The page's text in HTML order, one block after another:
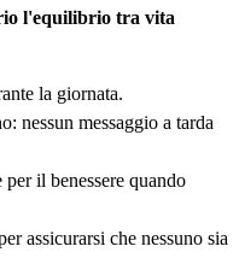
l'equilibrio tra vita
la giornata.
nessun messaggio a tarda
il benessere quando
assicurarsi che nessuno sia